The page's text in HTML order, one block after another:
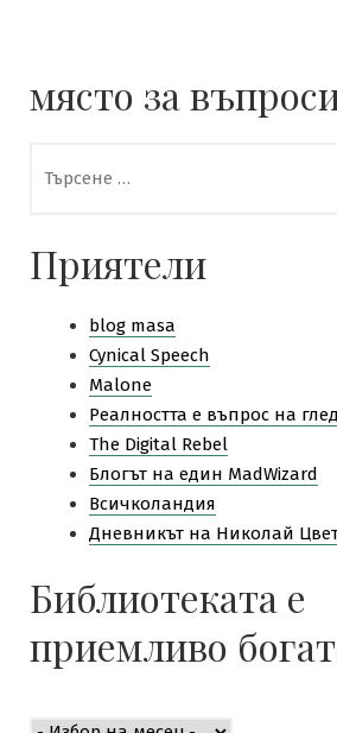
място за
за:
Приятели
blog masa
Cynical Speech
Malone
Pеалността е въпрос на
The Digital Rebel
Блогът на един MadWizard
Всичколандия
Дневникът на Николай
Библиотеката е
приемливо